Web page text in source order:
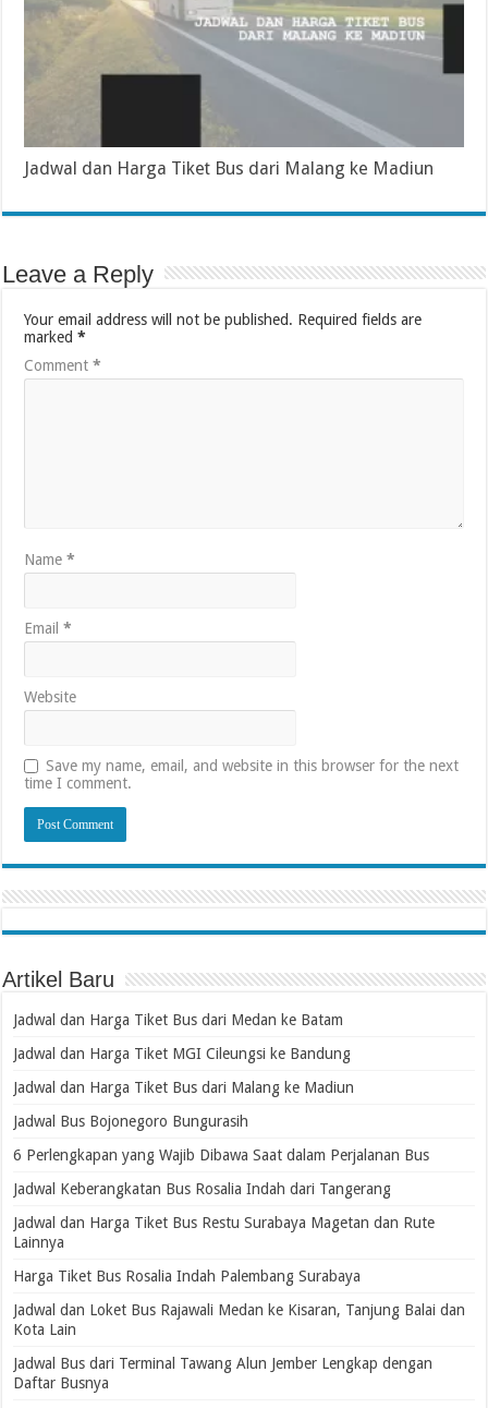
Jadwal dan Harga Tiket Bus dari Malang ke Madiun
Leave a Reply
Your email address will not be published. Required fields are
marked*
Comment*
Name*
Email*
Website
Save my name, email, and website in this browser for the next
time I comment.
Artikel Baru
Jadwal dan Harga Tiket Bus dari Medan ke Batam
Jadwal dan Harga Tiket MGI Cileungsi ke Bandung
Jadwal dan Harga Tiket Bus dari Malang ke Madiun
Jadwal Bus Bojonegoro Bungurasih
6 Perlengkapan yang Wajib Dibawa Saat dalam Perjalanan Bus
Jadwal Keberangkatan Bus Rosalia Indah dari Tangerang
Jadwal dan Harga Tiket Bus Restu Surabaya Magetan dan Rute
Lainnya
Harga Tiket Bus Rosalia Indah Palembang Surabaya
Jadwal dan Loket Bus Rajawali Medan ke Kisaran, Tanjung Balai dan
Kota Lain
Jadwal Bus dari Terminal Tawang Alun Jember Lengkap dengan
Daftar Busnya